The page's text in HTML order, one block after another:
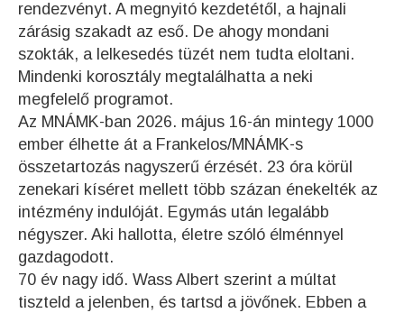
rendezvényt. A megnyitó kezdetétől, a hajnali
zárásig szakadt az eső. De ahogy mondani
szokták, a lelkesedés tüzét nem tudta eloltani.
Mindenki korosztály megtalálhatta a neki
megfelelő programot.
Az MNÁMK-ban 2026. május 16-án mintegy 1000
ember élhette át a Frankelos/MNÁMK-s
összetartozás nagyszerű érzését. 23 óra körül
zenekari kíséret mellett több százan énekelték az
intézmény indulóját. Egymás után legalább
négyszer. Aki hallotta, életre szóló élménnyel
gazdagodott.
70 év nagy idő. Wass Albert szerint a múltat
tiszteld a jelenben, és tartsd a jövőnek. Ebben a